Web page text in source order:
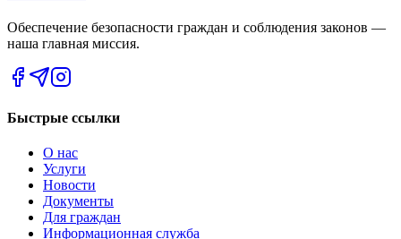
Обеспечение безопасности граждан и соблюдения законов —
наша главная миссия.
Быстрые ссылки
О нас
Услуги
Новости
Документы
Для граждан
Информационная служба